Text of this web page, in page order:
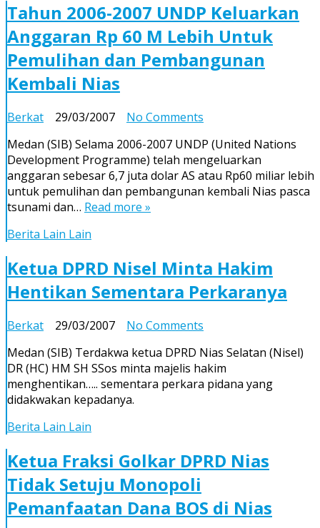
Tahun 2006-2007 UNDP Keluarkan
Anggaran Rp 60 M Lebih Untuk
Pemulihan dan Pembangunan
Kembali Nias
Berkat 29/03/2007 No Comments
2006-
2007
UNDP
Keluarkan
Lebih
Untuk
Pemulihan
Pembangunan
Kembali
Nias
Medan (SIB) Selama 2006-2007 UNDP (United Nations
Development Programme) telah mengeluarkan
anggaran sebesar 6,7 juta dolar AS atau Rp60 miliar lebih
untuk pemulihan dan pembangunan kembali Nias pasca
tsunami dan… Read more »
Berita Lain Lain
Ketua DPRD Nisel Minta Hakim
Hentikan Sementara Perkaranya
Berkat 29/03/2007 No Comments
DPRD
Nisel
Minta
Medan (SIB) Terdakwa ketua DPRD Nias Selatan (Nisel)
DR (HC) HM SH SSos minta majelis hakim
menghentikan….. sementara perkara pidana yang
didakwakan kepadanya.
Berita Lain Lain
Ketua Fraksi Golkar DPRD Nias
Tidak Setuju Monopoli
Pemanfaatan Dana BOS di Nias